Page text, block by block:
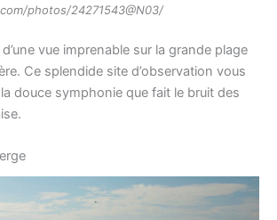
photos/24271543@N03/
vue imprenable sur la grande plage
Ce splendide site d’observation vous
douce symphonie que fait le bruit des